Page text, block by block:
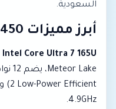
السعودية.
أبرز مميزات Dell Latitude 5450
Intel Core Ultra 7 165U
4.9GHz.